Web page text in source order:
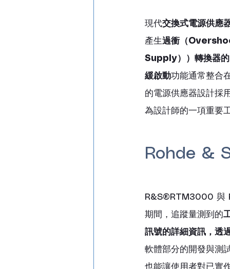
現代交換式電源供應
產生過衝（
Supply））轉換器的
緩啟動功能通常整合
的電源供應器設計採
為設計師的一項重要
Rohde &
R&S®RTM3000 與
期間，追蹤量測到的
訊號的詳細資訊，透
軟體部分的開發與測
也能讓使用者對已實